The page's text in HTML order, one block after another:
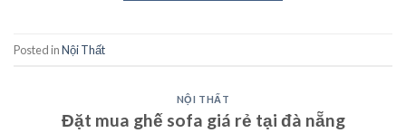
Posted inNội Thất
NỘI THẤT
Đặt mua ghế sofa giá rẻ tại đà nẵng